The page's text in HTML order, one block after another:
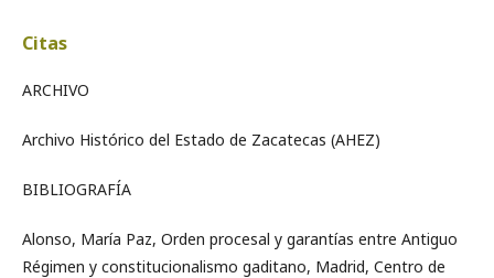
Citas
ARCHIVO
Archivo Histórico del Estado de Zacatecas (AHEZ)
BIBLIOGRAFÍA
Alonso, María Paz, Orden procesal y garantías entre Antiguo
Régimen y constitucionalismo gaditano, Madrid, Centro de